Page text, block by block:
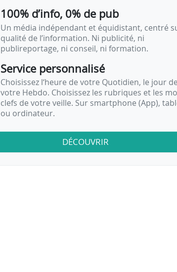
100% d’info, 0% de pub
Un média indépendant et équidistant, centré
qualité de l’information. Ni publicité, ni
publireportage, ni conseil, ni formation.
Service personnalisé
Choisissez l‘heure de votre Quotidien, le jour de
votre Hebdo. Choisissez les rubriques et les
clefs de votre veille. Sur smartphone (App),
ou ordinateur.
DÉCOUVRIR